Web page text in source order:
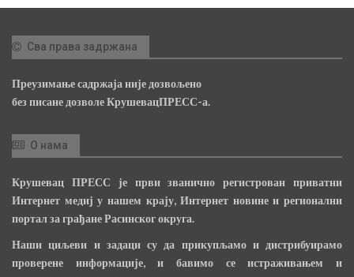
Сва права задржана
Преузимање садржаја није дозвољено
без писане дозволе КрушевацПРЕСС-а.
О нама
Крушевац ПРЕСС је први званично регистрован приватни
Интернет медиј у нашем крају, Интернет новине и регионални
портал за грађане Расинског округа.
Наши циљеви и задаци су да прикупљамо и дистрибуирамо
проверене информације, и бавимо се истраживањем и